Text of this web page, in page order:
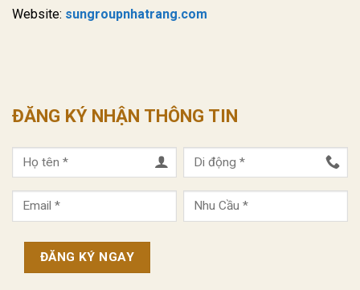
Website: sungroupnhatrang.com
ĐĂNG KÝ NHẬN THÔNG TIN